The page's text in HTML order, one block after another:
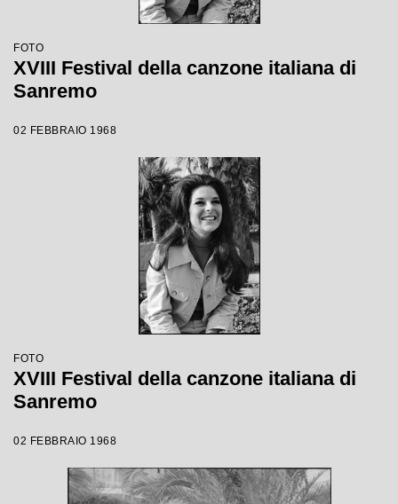
FOTO
XVIII Festival della canzone italiana di
Sanremo
02 FEBBRAIO 1968
FOTO
XVIII Festival della canzone italiana di
Sanremo
02 FEBBRAIO 1968